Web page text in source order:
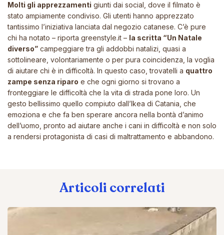
Molti gli apprezzamenti giunti dai social, dove il filmato è
stato ampiamente condiviso. Gli utenti hanno apprezzato
tantissimo l’iniziativa lanciata dal negozio catanese. C’è pure
chi ha notato – riporta greenstyle.it – la scritta “Un Natale
diverso” campeggiare tra gli addobbi natalizi, quasi a
sottolineare, volontariamente o per pura coincidenza, la voglia
di aiutare chi è in difficoltà. In questo caso, trovatelli a quattro
zampe senza riparo e che ogni giorno si trovano a
fronteggiare le difficoltà che la vita di strada pone loro. Un
gesto bellissimo quello compiuto dall’Ikea di Catania, che
emoziona e che fa ben sperare ancora nella bontà d’animo
dell’uomo, pronto ad aiutare anche i cani in difficoltà e non solo
a rendersi protagonista di casi di maltrattamento e abbandono.
Articoli correlati